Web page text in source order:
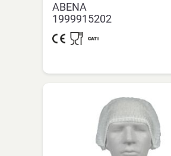
ABENA
1999915202